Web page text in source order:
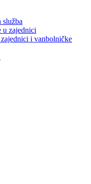
služba
u zajednici
i vanbolničke